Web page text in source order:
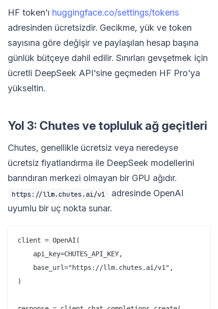
HF token'ı huggingface.co/settings/tokens
adresinden ücretsizdir. Gecikme, yük ve token
sayısına göre değişir ve paylaşılan hesap başına
günlük bütçeye dahil edilir. Sınırları gevşetmek için
ücretli DeepSeek API'sine geçmeden HF Pro'ya
yükseltin.
Yol 3: Chutes ve topluluk ağ geçitleri
Chutes, genellikle ücretsiz veya neredeyse
ücretsiz fiyatlandırma ile DeepSeek modellerini
barındıran merkezi olmayan bir GPU ağıdır.
https://llm.chutes.ai/v1
adresinde OpenAI
uyumlu bir uç nokta sunar.
client = OpenAI(
    api_key=CHUTES_API_KEY,
    base_url="https://llm.chutes.ai/v1",
)